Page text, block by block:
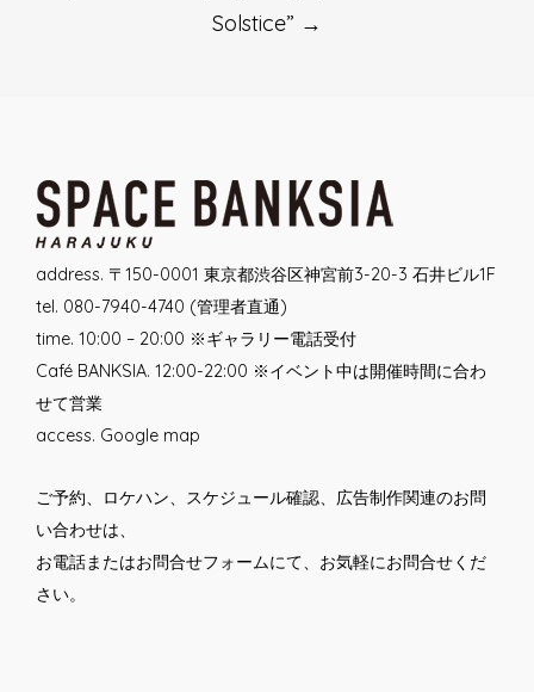
Solstice” →
address. 〒150-0001 東京都渋谷区神宮前3-20-3 石井ビル1F
tel. 080-7940-4740 (管理者直通)
time. 10:00 – 20:00 ※ギャラリー電話受付
Café BANKSIA. 12:00-22:00 ※イベント中は開催時間に合わ
せて営業
access. Google map
ご予約、ロケハン、スケジュール確認、広告制作関連のお問
い合わせは、
お電話またはお問合せフォームにて、お気軽にお問合せくだ
さい。